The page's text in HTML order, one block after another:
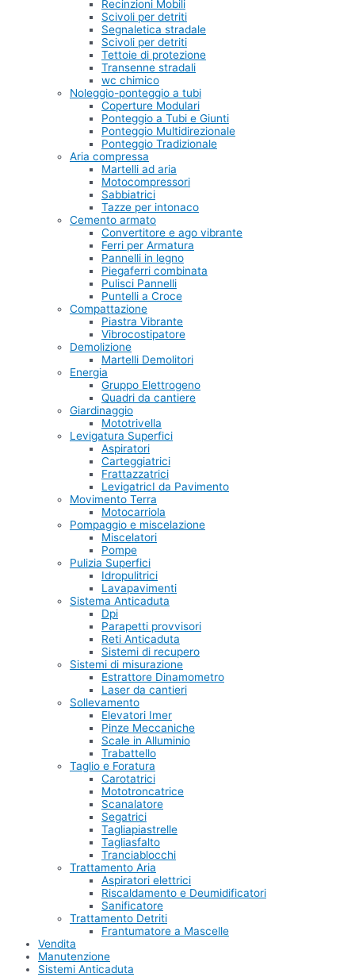
Recinzioni Mobili
Scivoli per detriti
Segnaletica stradale
Scivoli per detriti
Tettoie di protezione
Transenne stradali
wc chimico
Noleggio-ponteggio a tubi
Coperture Modulari
Ponteggio a Tubi e Giunti
Ponteggio Multidirezionale
Ponteggio Tradizionale
Aria compressa
Martelli ad aria
Motocompressori
Sabbiatrici
Tazze per intonaco
Cemento armato
Convertitore e ago vibrante
Ferri per Armatura
Pannelli in legno
Piegaferri combinata
Pulisci Pannelli
Puntelli a Croce
Compattazione
Piastra Vibrante
Vibrocostipatore
Demolizione
Martelli Demolitori
Energia
Gruppo Elettrogeno
Quadri da cantiere
Giardinaggio
Mototrivella
Levigatura Superfici
Aspiratori
Carteggiatrici
Frattazzatrici
LevigatricI da Pavimento
Movimento Terra
Motocarriola
Pompaggio e miscelazione
Miscelatori
Pompe
Pulizia Superfici
Idropulitrici
Lavapavimenti
Sistema Anticaduta
Dpi
Parapetti provvisori
Reti Anticaduta
Sistemi di recupero
Sistemi di misurazione
Estrattore Dinamometro
Laser da cantieri
Sollevamento
Elevatori Imer
Pinze Meccaniche
Scale in Alluminio
Trabattello
Taglio e Foratura
Carotatrici
Mototroncatrice
Scanalatore
Segatrici
Tagliapiastrelle
Tagliasfalto
Tranciablocchi
Trattamento Aria
Aspiratori elettrici
Riscaldamento e Deumidificatori
Sanificatore
Trattamento Detriti
Frantumatore a Mascelle
Vendita
Manutenzione
Sistemi Anticaduta